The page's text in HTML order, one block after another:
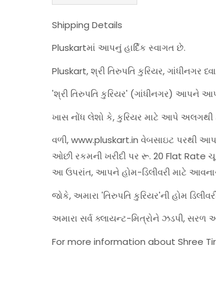
Shipping Details
Pluskartમાં આપનું હાર્દિક સ્વાગત છે.
Pluskart, શ્રી તિરુપતિ કુરિયર,
'શ્રી તિરુપતિ કુરિયર' (ગાંધીનગર) આપને
ખાસ નોંધ લેશો કે, કુરિયર માટે આપે અલગથી
વળી, www.pluskart.in વેબસાઇટ પરથી આપ
ઓછી રકમની ખરીદી પર રૂ. 20 Flat
આ ઉપરાંત, આપને હોમ-ડિલીવરી માટે
જોકે, અમારા 'તિરુપતિ કુરિયર'ની હોમ
અમારા સર્વ ક્લાયન્ટ-મિત્રોને ઝડપી,
For more information about Shree